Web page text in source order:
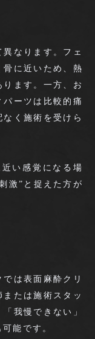
なります。フェ
骨に近いため、熱
ます。一方、お
ーツは比較的痛
く施術を受けら
い感覚になる場
激”と捉えた方が
は表面麻酔クリ
たは施術スタッ
我慢できない」
能です。